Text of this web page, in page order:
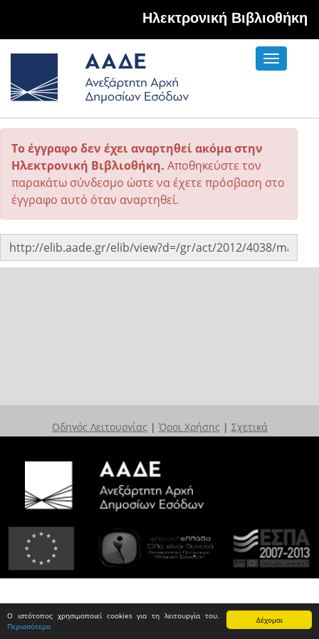
Δέχομαι
Ο ιστότοπος χρησιμοποιεί cookies για τη λειτουργία του.
Περισσότερα
Hλεκτρονική Βιβλιοθήκη
Toggle
Το έγγραφο δεν έχει αναρτηθεί ακόμα στην
Ηλεκτρονική Βιβλιοθήκη. Αποθηκεύστε τον
παρακάτω σύνδεσμο ώστε να έχετε πρόσβαση στο
έγγραφο αυτό όταν αναρτηθεί.
Οδηγός Λειτουργίας | Όροι Χρήσης | Σχετικά